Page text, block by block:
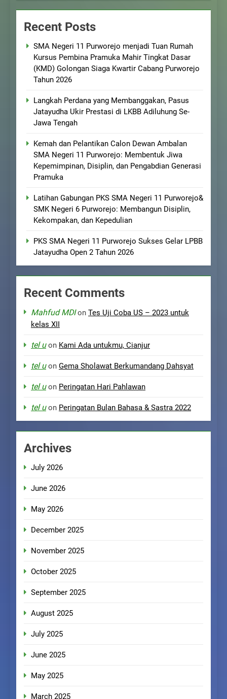
Recent Posts
SMA Negeri 11 Purworejo menjadi Tuan Rumah
Kursus Pembina Pramuka Mahir Tingkat Dasar
(KMD) Golongan Siaga Kwartir Cabang Purworejo
Tahun 2026
Langkah Perdana yang Membanggakan, Pasus
Jatayudha Ukir Prestasi di LKBB Adiluhung Se-
Jawa Tengah
Kemah dan Pelantikan Calon Dewan Ambalan
SMA Negeri 11 Purworejo: Membentuk Jiwa
Kepemimpinan, Disiplin, dan Pengabdian Generasi
Pramuka
Latihan Gabungan PKS SMA Negeri 11 Purworejo&
SMK Negeri 6 Purworejo: Membangun Disiplin,
Kekompakan, dan Kepedulian
PKS SMA Negeri 11 Purworejo Sukses Gelar LPBB
Jatayudha Open 2 Tahun 2026
Recent Comments
Mahfud MDIon Tes Uji Coba US – 2023 untuk
kelas XII
tel uon Kami Ada untukmu, Cianjur
tel uon Gema Sholawat Berkumandang Dahsyat
tel uon Peringatan Hari Pahlawan
tel uon Peringatan Bulan Bahasa & Sastra 2022
Archives
July 2026
June 2026
May 2026
December 2025
November 2025
October 2025
September 2025
August 2025
July 2025
June 2025
May 2025
March 2025